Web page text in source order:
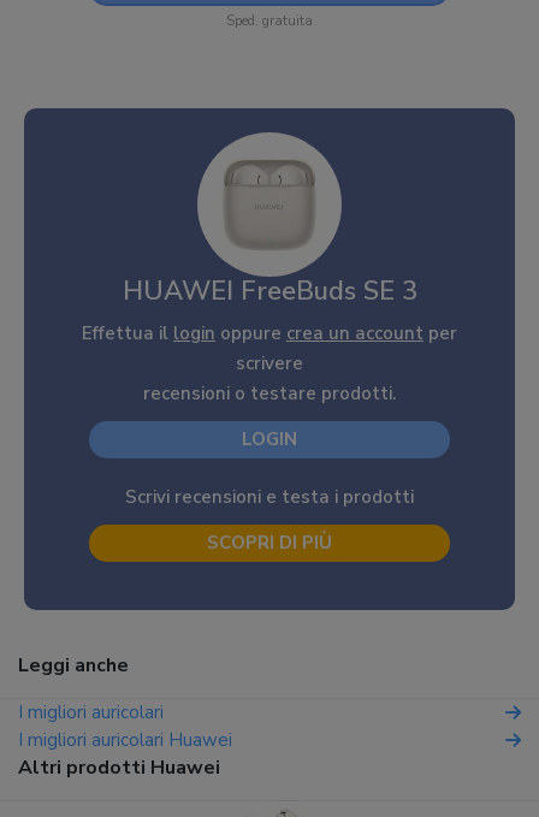
Sped. gratuita
HUAWEI FreeBuds SE 3
Effettua il login oppure crea un account per
scrivere
recensioni o testare prodotti.
LOGIN
Scrivi recensioni e testa i prodotti
SCOPRI DI PIÙ
Leggi anche
I migliori auricolari
I migliori auricolari Huawei
Altri prodotti Huawei